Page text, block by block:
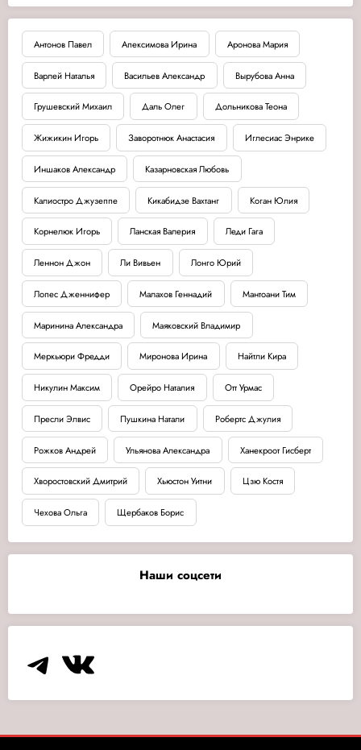
Антонов Павел Апексимова Ирина Аронова Мария
Варлей Наталья Васильев Александр Вырубова Анна
Грушевский Михаил Даль Олег Дольникова Теона
Жижикин Игорь Заворотнюк Анастасия Иглесиас Энрике
Иншаков Александр Казарновская Любовь
Калиостро Джузеппе Кикабидзе Вахтанг Коган Юлия
Корнелюк Игорь Ланская Валерия Леди Гага
Леннон Джон Ли Вивьен Лонго Юрий
Лопес Дженнифер Малахов Геннадий Мантоани Тим
Маринина Александра Маяковский Владимир
Меркьюри Фредди Миронова Ирина Найтли Кира
Никулин Максим Орейро Наталия Отт Урмас
Пресли Элвис Пушкина Натали Робертс Джулия
Рожков Андрей Ульянова Александра Ханекроот Гисберт
Хворостовский Дмитрий Хьюстон Уитни Цзю Костя
Чехова Ольга Щербаков Борис
Наши соцсети
Telegram
VK